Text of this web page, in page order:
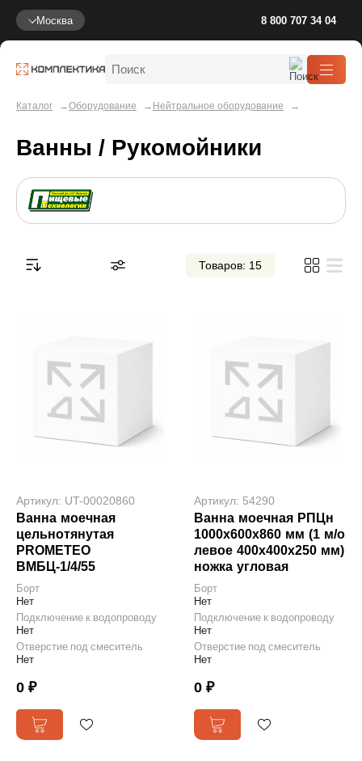
Москва 8 800 707 34 04
Каталог Оборудование Нейтральное оборудование
Ванны / Рукомойники
Товаров: 15
Артикул: UT-00020860
Ванна моечная
цельнотянутая
PROMETEO
ВМБЦ-1/4/55
Борт
Нет
Подключение к водопроводу
Нет
Отверстие под смеситель
Нет
0 ₽
Артикул: 54290
Ванна моечная РПЦн
1000х600х860 мм (1 м/о
левое 400х400х250 мм)
ножка угловая
Борт
Нет
Подключение к водопроводу
Нет
Отверстие под смеситель
Нет
0 ₽